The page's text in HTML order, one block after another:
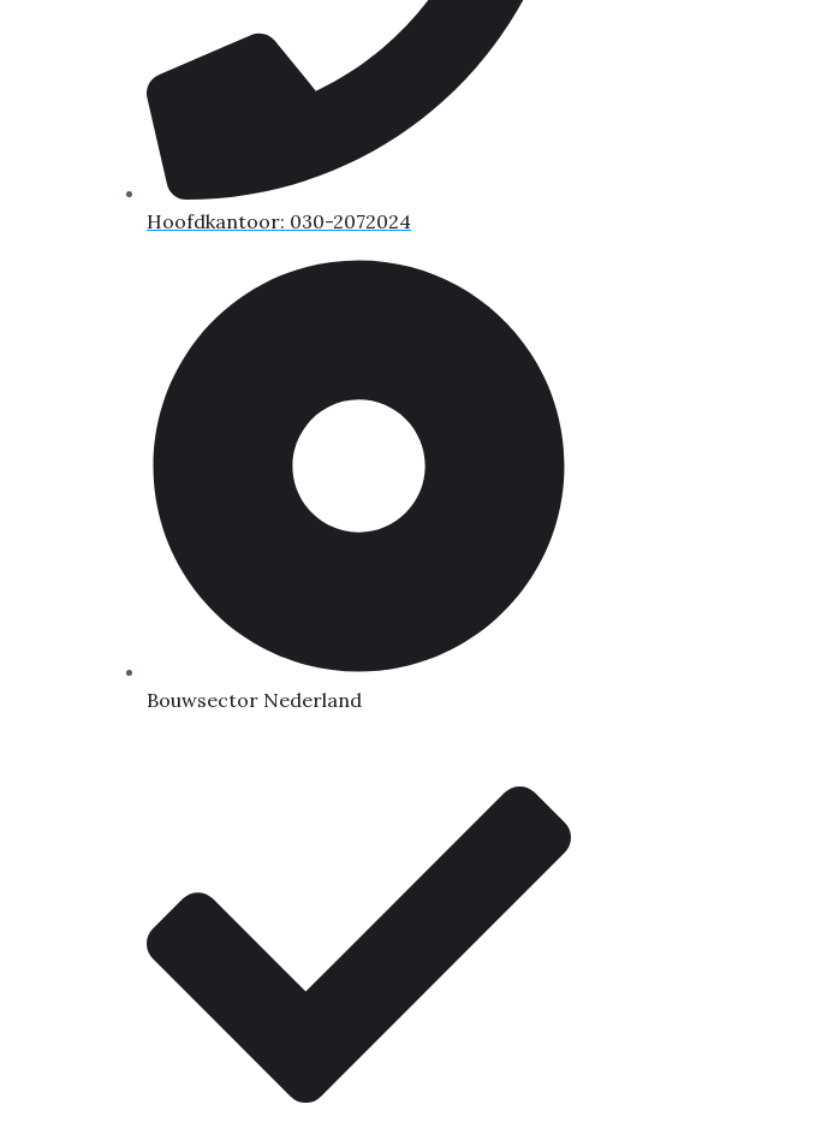
Hoofdkantoor: 030-2072024
Bouwsector Nederland